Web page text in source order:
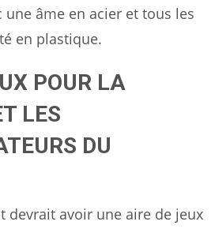
âme en acier et tous les
en plastique.
POUR LA
LES
DU
devrait avoir une aire de jeux